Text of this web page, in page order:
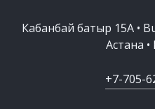
Кабанбай батыр 15А •
Астана •
+7-705-